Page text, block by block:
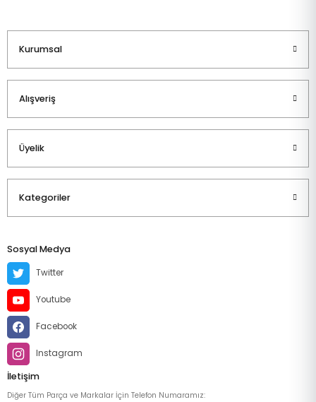
Kurumsal
Alışveriş
Üyelik
Kategoriler
Sosyal Medya
Twitter
Youtube
Facebook
Instagram
İletişim
Diğer Tüm Parça ve Markalar İçin Telefon Numaramız: